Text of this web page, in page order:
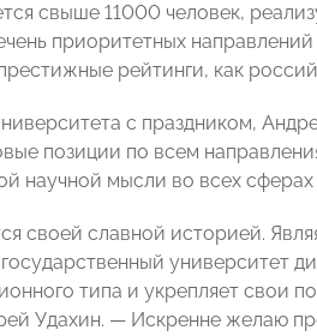
свыше 11000 человек,
приоритетных
рейтинги, как
с праздником,
позиции по всем
научной мысли во всех
своей славной историей.
университет
типа и укрепляет свои
Удахин. — Искренне желаю